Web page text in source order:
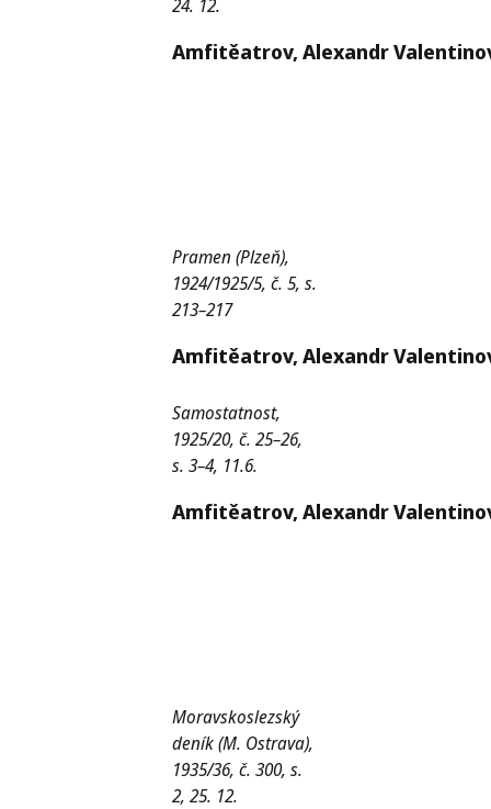
24. 12.
Amfitěatrov,Alexandr
Pramen (Plzeň),
1924/1925/5, č. 5, s.
213–217
Amfitěatrov,Alexandr
Samostatnost,
1925/20, č. 25–26,
s. 3–4, 11.6.
Amfitěatrov,Alexandr
Moravskoslezský
deník (M. Ostrava),
1935/36, č. 300, s.
2, 25. 12.